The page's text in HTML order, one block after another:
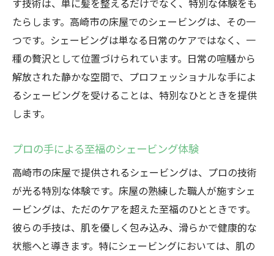
す技術は、単に髪を整えるだけでなく、特別な体験をも
たらします。高崎市の床屋でのシェービングは、その一
つです。シェービングは単なる日常のケアではなく、一
種の贅沢として位置づけられています。日常の喧騒から
解放された静かな空間で、プロフェッショナルな手によ
るシェービングを受けることは、特別なひとときを提供
します。
プロの手による至福のシェービング体験
高崎市の床屋で提供されるシェービングは、プロの技術
が光る特別な体験です。床屋の熟練した職人が施すシェ
ービングは、ただのケアを超えた至福のひとときです。
彼らの手技は、肌を優しく包み込み、滑らかで健康的な
状態へと導きます。特にシェービングにおいては、肌の